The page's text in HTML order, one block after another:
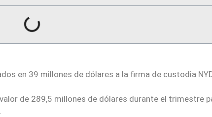
en 39 millones de dólares a la firma de custodia
de 289,5 millones de dólares durante el trimestre